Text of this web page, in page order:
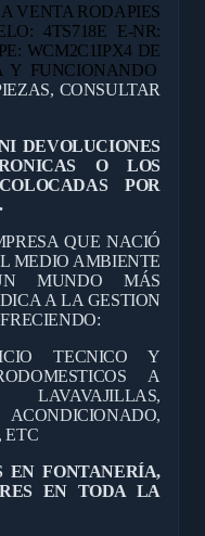
VENTA RODAPIES
4TS718E E-NR:
WCM2C1IPX4 DE
Y FUNCIONANDO
CONSULTAR
DEVOLUCIONES
O LOS
POR
QUE NACIÓ
MEDIO AMBIENTE
MUNDO MÁS
A LA GESTION
TECNICO Y
A
LAVAVAJILLAS,
ETC
EN FONTANERÍA,
EN TODA LA